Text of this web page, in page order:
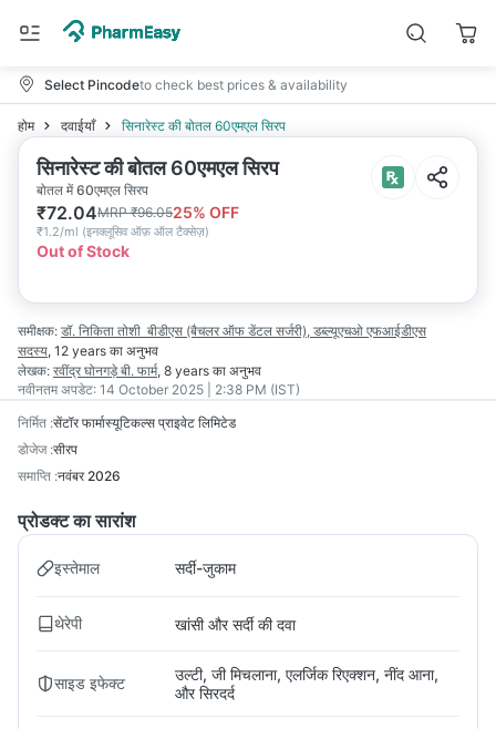
Select Pincodeto check best prices & availability
होम दवाईयाँ सिनारेस्ट की बोतल 60एमएल सिरप
सिनारेस्ट की बोतल 60एमएल सिरप
बोतल में 60एमएल सिरप
₹72.04MRP₹96.0525% OFF
₹1.2/ml (इनक्लूसिव ऑफ़ ऑल टैक्सेज़)
Out of Stock
समीक्षक: डॉ. निकिता तोशी बीडीएस (बैचलर ऑफ डेंटल सर्जरी), डब्ल्यूएचओ एफआईडीएस
सदस्य, 12 years का अनुभव
लेखक: रवींद्र घोनगड़े बी. फार्म, 8 years का अनुभव
नवीनतम अपडेट: 14 October 2025 | 2:38 PM (IST)
निर्मित :सेंटॉर फार्मास्यूटिकल्स प्राइवेट लिमिटेड
डोजेज :सीरप
समाप्ति :नवंबर 2026
प्रोडक्ट का सारांश
इस्तेमाल सर्दी-जुकाम
थेरेपी खांसी और सर्दी की दवा
साइड इफेक्ट
उल्टी, जी मिचलाना, एलर्जिक रिएक्शन, नींद आना,
और सिरदर्द